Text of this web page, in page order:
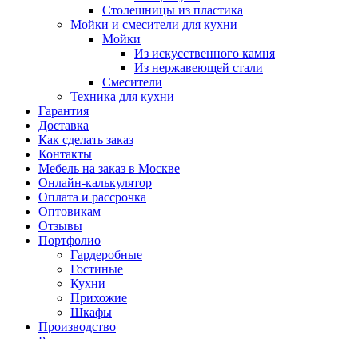
Столешницы из пластика
Мойки и смесители для кухни
Мойки
Из искусственного камня
Из нержавеющей стали
Смесители
Техника для кухни
Гарантия
Доставка
Как сделать заказ
Контакты
Мебель на заказ в Москве
Онлайн-калькулятор
Оплата и рассрочка
Оптовикам
Отзывы
Портфолио
Гардеробные
Гостиные
Кухни
Прихожие
Шкафы
Производство